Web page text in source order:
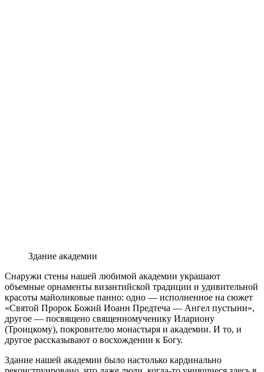
Здание академии
Снаружи стены нашей любимой академии украшают
объемные орнаменты византийской традиции и удивительной
красоты майоликовые панно: одно — исполненное на сюжет
«Святой Пророк Божий Иоанн Предтеча — Ангел пустыни»,
другое — посвящено священномученику Илариону
(Троицкому), покровителю монастыря и академии. И то, и
другое рассказывают о восхождении к Богу.
Здание нашей академии было настолько кардинально